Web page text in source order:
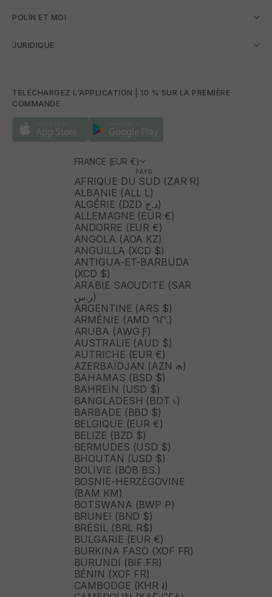
POLÍN ET MOI
JURIDIQUE
TÉLÉCHARGEZ L'APPLICATION | 10 % SUR LA PREMIÈRE
COMMANDE
FRANCE (EUR €)
PAYS
AFRIQUE DU SUD (ZAR R)
ALBANIE (ALL L)
ALGÉRIE (DZD د.ج)
ALLEMAGNE (EUR €)
ANDORRE (EUR €)
ANGOLA (AOA KZ)
ANGUILLA (XCD $)
ANTIGUA-ET-BARBUDA
(XCD $)
ARABIE SAOUDITE (SAR
ر.س)
ARGENTINE (ARS $)
ARMÉNIE (AMD ԴՐ.)
ARUBA (AWG Ƒ)
AUSTRALIE (AUD $)
AUTRICHE (EUR €)
AZERBAÏDJAN (AZN ₼)
BAHAMAS (BSD $)
BAHREÏN (USD $)
BANGLADESH (BDT ৳)
BARBADE (BBD $)
BELGIQUE (EUR €)
BELIZE (BZD $)
BERMUDES (USD $)
BHOUTAN (USD $)
BOLIVIE (BOB BS.)
BOSNIE-HERZÉGOVINE
(BAM КМ)
BOTSWANA (BWP P)
BRUNEI (BND $)
BRÉSIL (BRL R$)
BULGARIE (EUR €)
BURKINA FASO (XOF FR)
BURUNDI (BIF FR)
BÉNIN (XOF FR)
CAMBODGE (KHR ៛)